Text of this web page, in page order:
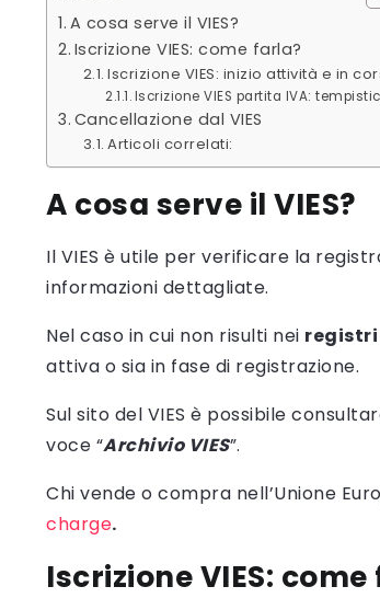
A cosa serve il VIES?
Iscrizione VIES: come farla?
Iscrizione VIES: inizio attività e in
Iscrizione VIES partita IVA:
Cancellazione dal VIES
Articoli correlati:
A cosa serve il VIES?
Il VIES è utile per verificare la
informazioni dettagliate.
Nel caso in cui non risulti nei registri
attiva o sia in fase di registrazione.
Sul sito del VIES è possibile
voce “Archivio VIES”.
Chi vende o compra nell’Unione
charge.
Iscrizione VIES: